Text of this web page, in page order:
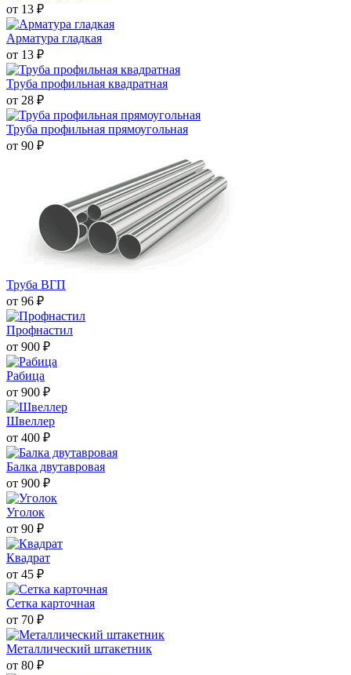
от 13 ₽
Арматура гладкая
от 13 ₽
Труба профильная квадратная
от 28 ₽
Труба профильная прямоугольная
от 90 ₽
Труба ВГП
от 96 ₽
Профнастил
от 900 ₽
Рабица
от 900 ₽
Швеллер
от 400 ₽
Балка двутавровая
от 900 ₽
Уголок
от 90 ₽
Квадрат
от 45 ₽
Сетка карточная
от 70 ₽
Металлический штакетник
от 80 ₽